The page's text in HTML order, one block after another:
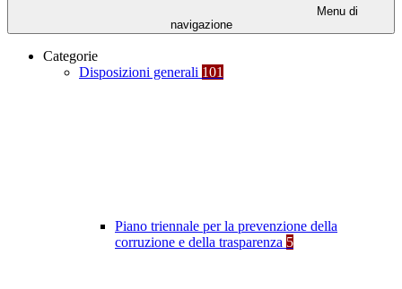
Menu di
navigazione
Categorie
Disposizioni generali 101
Piano triennale per la prevenzione della
corruzione e della trasparenza 5